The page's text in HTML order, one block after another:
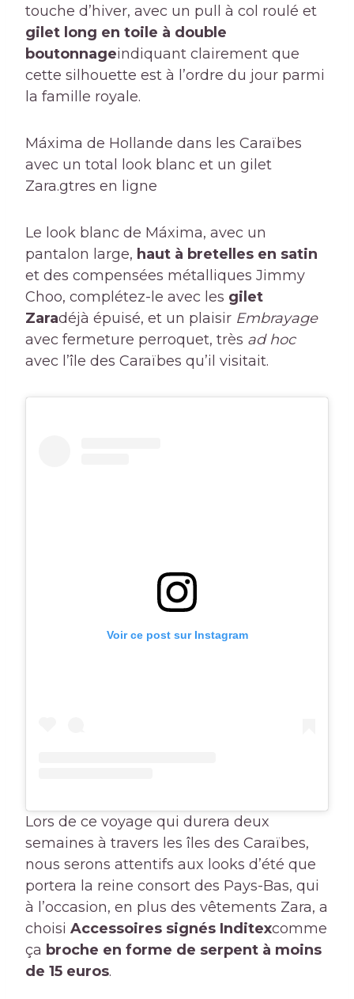
touche d’hiver, avec un pull à col roulé et
gilet long en toile à double
boutonnageindiquant clairement que
cette silhouette est à l’ordre du jour parmi
la famille royale.
Máxima de Hollande dans les Caraïbes
avec un total look blanc et un gilet
Zara.gtres en ligne
Le look blanc de Máxima, avec un
pantalon large, haut à bretelles en satin
et des compensées métalliques Jimmy
Choo, complétez-le avec les gilet
Zaradéjà épuisé, et un plaisir Embrayage
avec fermeture perroquet, très ad hoc
avec l’île des Caraïbes qu’il visitait.
Voir ce post sur Instagram
Lors de ce voyage qui durera deux
semaines à travers les îles des Caraïbes,
nous serons attentifs aux looks d’été que
portera la reine consort des Pays-Bas, qui
à l’occasion, en plus des vêtements Zara, a
choisi Accessoires signés Inditexcomme
ça broche en forme de serpent à moins
de 15 euros.